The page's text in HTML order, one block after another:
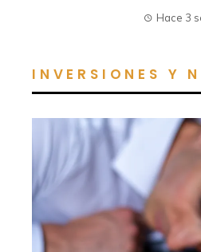
Hace 3
INVERSIONES Y